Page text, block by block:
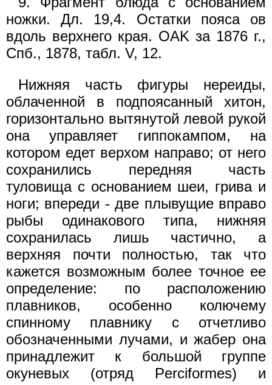
ножки. Дл. 19,4. Остатки пояса ов
вдоль верхнего края. OAK за 1876 г.,
Спб., 1878, табл. V, 12.
Нижняя часть фигуры нереиды,
облаченной в подпоясанный хитон,
горизонтально вытянутой левой рукой
она управляет гиппокампом, на
котором едет верхом направо; от него
сохранились передняя часть
туловища с основанием шеи, грива и
ноги; впереди - две плывущие вправо
рыбы одинакового типа, нижняя
сохранилась лишь частично, а
верхняя почти полностью, так что
кажется возможным более точное ее
определение: по расположению
плавников, особенно колючему
спинному плавнику с отчетливо
обозначенными лучами, и жабер она
принадлежит к большой группе
окуневых (отряд Perciformes) и